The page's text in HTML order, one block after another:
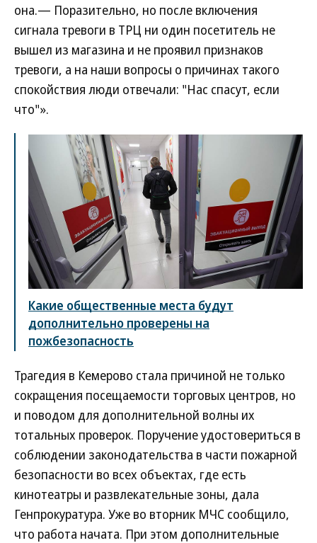
она.— Поразительно, но после включения
сигнала тревоги в ТРЦ ни один посетитель не
вышел из магазина и не проявил признаков
тревоги, а на наши вопросы о причинах такого
спокойствия люди отвечали: "Нас спасут, если
что"».
Какие общественные места будут
дополнительно проверены на
пожбезопасность
Трагедия в Кемерово стала причиной не только
сокращения посещаемости торговых центров, но
и поводом для дополнительной волны их
тотальных проверок. Поручение удостовериться в
соблюдении законодательства в части пожарной
безопасности во всех объектах, где есть
кинотеатры и развлекательные зоны, дала
Генпрокуратура. Уже во вторник МЧС сообщило,
что работа начата. При этом дополнительные